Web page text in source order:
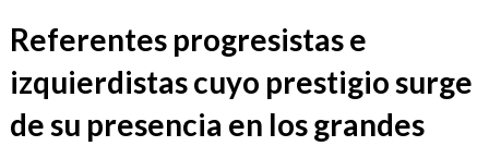
Referentes progresistas e
izquierdistas cuyo prestigio surge
de su presencia en los grandes